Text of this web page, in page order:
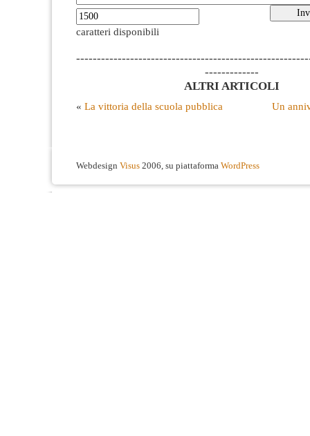
caratteri disponibili
-------------
ALTRI ARTICOLI
« La vittoria della scuola pubblica Un
Webdesign Visus 2006, su piattaforma WordPress